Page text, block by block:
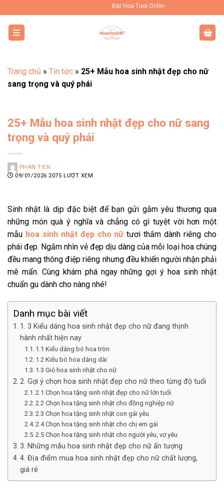
qua
dung
Đặt Hoa Tươi Online Uy Tín Toàn Quốc
Trang chủ » Tin tức » 25+ Mẫu hoa sinh nhật đẹp cho nữ
sang trọng và quý phái
25+ Mẫu hoa sinh nhật đẹp cho nữ sang
trọng và quý phái
PHAN TIEN
09/01/2026 2075 LƯỢT XEM
Sinh nhật là dịp đặc biệt để bạn gửi gắm yêu thương qua
những món quà ý nghĩa và chẳng có gì tuyệt vời hơn một
mẫu hoa sinh nhật đẹp cho nữtươi thắm dành riêng cho
phái đẹp. Ngắm nhìn vẻ đẹp dịu dàng của mỗi loại hoa chúng
đều mang thông điệp riêng nhưng đều khiến người nhận phải
mê mẩn. Cùng khám phá ngay những gợi ý hoa sinh nhật
chuẩn gu dành cho nàng nhé!
Danh mục bài viết
1. 3 Kiểu dáng hoa sinh nhật đẹp cho nữ đang thịnh
hành nhất hiện nay
1.1 Kiểu dáng bó hoa tròn
1.2 Kiểu bó hoa dáng dài
1.3 Giỏ hoa sinh nhật cho nữ
2. Gợi ý chọn hoa sinh nhật đẹp cho nữ theo từng độ tuổi
2.1 Chọn hoa tặng sinh nhật đẹp cho nữ lớn tuổi
2.2 Chọn hoa tặng sinh nhật cho đồng nghiệp nữ
2.3 Chọn hoa tặng sinh nhật con gái yêu
2.4 Chọn hoa tặng sinh nhật cho chị em gái
2.5 Chọn hoa tặng sinh nhật cho người yêu, vợ yêu
3. Những mẫu hoa sinh nhật đẹp cho nữ ấn tượng
4. Địa điểm mua hoa sinh nhật đẹp cho nữ chất lượng,
giá rẻ